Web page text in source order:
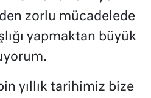
zorlu mücadelede
yapmaktan büyük
yıllık tarihimiz bize